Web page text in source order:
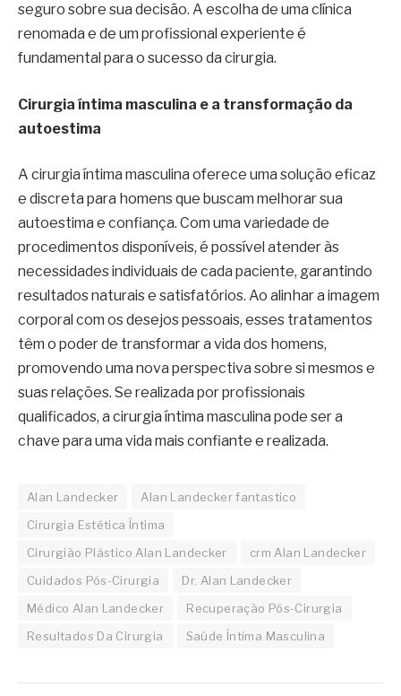
seguro sobre sua decisão. A escolha de uma clínica
renomada e de um profissional experiente é
fundamental para o sucesso da cirurgia.
Cirurgia íntima masculina e a transformação da
autoestima
A cirurgia íntima masculina oferece uma solução eficaz
e discreta para homens que buscam melhorar sua
autoestima e confiança. Com uma variedade de
procedimentos disponíveis, é possível atender às
necessidades individuais de cada paciente, garantindo
resultados naturais e satisfatórios. Ao alinhar a imagem
corporal com os desejos pessoais, esses tratamentos
têm o poder de transformar a vida dos homens,
promovendo uma nova perspectiva sobre si mesmos e
suas relações. Se realizada por profissionais
qualificados, a cirurgia íntima masculina pode ser a
chave para uma vida mais confiante e realizada.
Alan Landecker
Alan Landecker fantastico
Cirurgia Estética Íntima
Cirurgião Plástico Alan Landecker
crm Alan Landecker
Cuidados Pós-Cirurgia
Dr. Alan Landecker
Médico Alan Landecker
Recuperação Pós-Cirurgia
Resultados Da Cirurgia
Saúde Íntima Masculina